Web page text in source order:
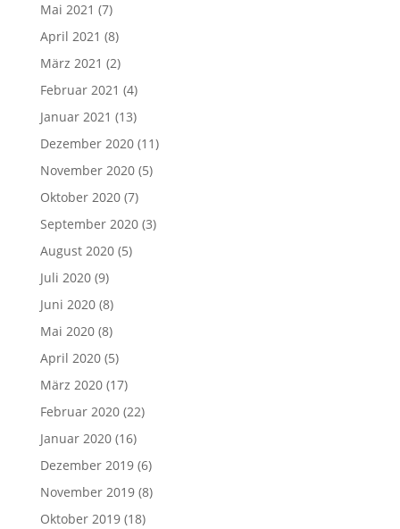
Mai 2021 (7)
April 2021 (8)
März 2021 (2)
Februar 2021 (4)
Januar 2021 (13)
Dezember 2020(11)
November 2020(5)
Oktober 2020(7)
September 2020(3)
August 2020(5)
Juli 2020(9)
Juni 2020(8)
Mai 2020(8)
April 2020(5)
März 2020(17)
Februar 2020(22)
Januar 2020(16)
Dezember 2019(6)
November 2019(8)
Oktober 2019(18)